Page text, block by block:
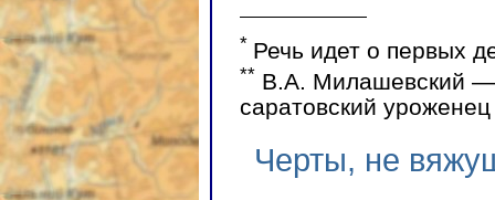
* Речь идет о первых
** В.А. Милашевский —
саратовский уроженец
Черты, не